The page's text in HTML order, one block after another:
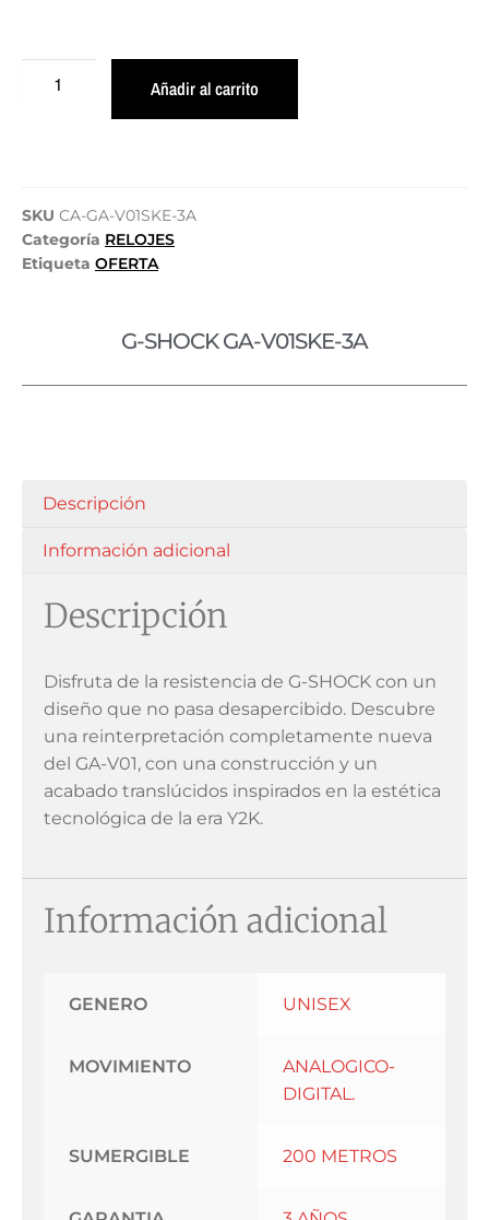
Añadir al carrito
SKU CA-GA-V01SKE-3A
Categoría RELOJES
Etiqueta OFERTA
G-SHOCK GA-V01SKE-3A
Descripción
Información adicional
Descripción
Disfruta de la resistencia de G-SHOCK con un
diseño que no pasa desapercibido. Descubre
una reinterpretación completamente nueva
del GA-V01, con una construcción y un
acabado translúcidos inspirados en la estética
tecnológica de la era Y2K.
Información adicional
GENERO UNISEX
MOVIMIENTO
ANALOGICO-
DIGITAL.
SUMERGIBLE 200 METROS